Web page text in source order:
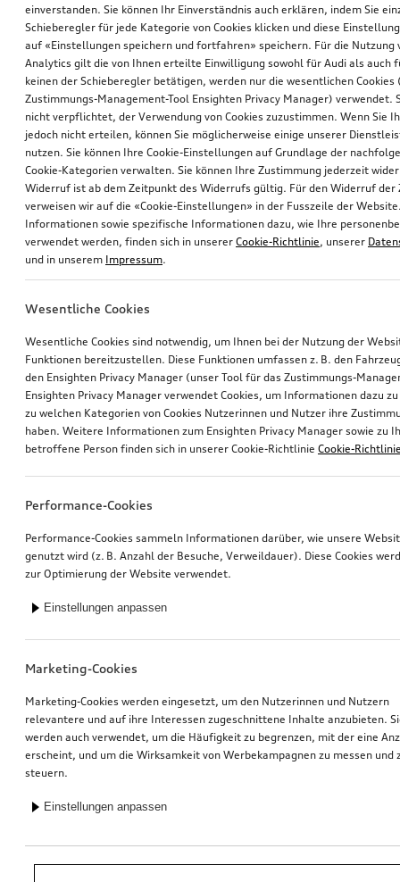
*Unverbindliche Preisempfehlung der Importeurin AMAG Import AG. Inkl.
gesetzlicher MwSt. Preise beim Audi Partner können abweichen; weitere
einverstanden. Sie können Ihr Einverständnis auch erklären, indem Sie
Schieberegler für jede Kategorie von Cookies klicken und diese
auf «Einstellungen speichern und fortfahren» speichern. Für die Nutzung
Analytics gilt die von Ihnen erteilte Einwilligung sowohl für Audi als auch
keinen der Schieberegler betätigen, werden nur die wesentlichen Cookies
Zustimmungs-Management-Tool Ensighten Privacy Manager) verwendet.
nicht verpflichtet, der Verwendung von Cookies zuzustimmen. Wenn Sie
jedoch nicht erteilen, können Sie möglicherweise einige unserer
nutzen. Sie können Ihre Cookie-Einstellungen auf Grundlage der
Cookie-Kategorien verwalten. Sie können Ihre Zustimmung jederzeit
Widerruf ist ab dem Zeitpunkt des Widerrufs gültig. Für den Widerruf der
verweisen wir auf die «Cookie-Einstellungen» in der Fusszeile der
Informationen sowie spezifische Informationen dazu, wie Ihre
verwendet werden, finden sich in unserer Cookie-Richtlinie, unserer
und in unserem Impressum.
Wesentliche Cookies
Wesentliche Cookies sind notwendig, um Ihnen bei der Nutzung der
Funktionen bereitzustellen. Diese Funktionen umfassen z. B. den
den Ensighten Privacy Manager (unser Tool für das Zustimmungs-
Ensighten Privacy Manager verwendet Cookies, um Informationen dazu
zu welchen Kategorien von Cookies Nutzerinnen und Nutzer ihre
haben. Weitere Informationen zum Ensighten Privacy Manager sowie zu
betroffene Person finden sich in unserer Cookie-Richtlinie Cookie-
Performance-Cookies
Performance-Cookies sammeln Informationen darüber, wie unsere
genutzt wird (z. B. Anzahl der Besuche, Verweildauer). Diese Cookies
zur Optimierung der Website verwendet.
Einstellungen anpassen
Marketing-Cookies
Marketing-Cookies werden eingesetzt, um den Nutzerinnen und Nutzern
relevantere und auf ihre Interessen zugeschnittene Inhalte anzubieten.
werden auch verwendet, um die Häufigkeit zu begrenzen, mit der eine
erscheint, und um die Wirksamkeit von Werbekampagnen zu messen und
steuern.
Einstellungen anpassen